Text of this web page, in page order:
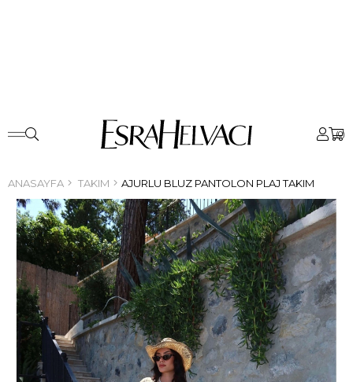
0
ANASAYFA TAKIM AJURLU BLUZ PANTOLON PLAJ TAKIM